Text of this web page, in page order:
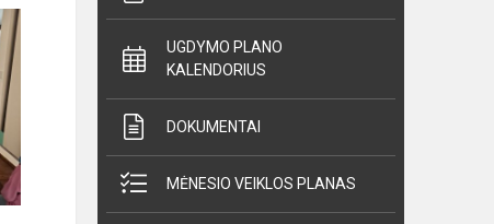
UGDYMO PLANO
KALENDORIUS
DOKUMENTAI
MĖNESIO VEIKLOS PLANAS